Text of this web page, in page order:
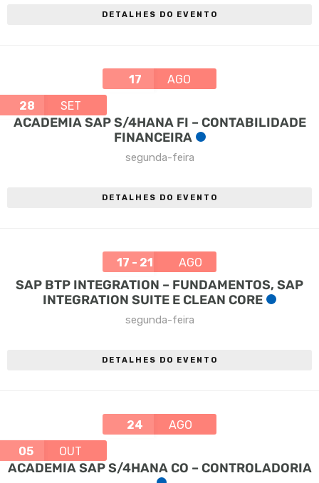
DETALHES DO EVENTO
17
AGO
28
SET
ACADEMIA SAP S/4HANA FI – CONTABILIDADE
FINANCEIRA
segunda-feira
DETALHES DO EVENTO
17 - 21 AGO
SAP BTP INTEGRATION – FUNDAMENTOS, SAP
INTEGRATION SUITE E CLEAN CORE
segunda-feira
DETALHES DO EVENTO
24
AGO
05
OUT
ACADEMIA SAP S/4HANA CO – CONTROLADORIA